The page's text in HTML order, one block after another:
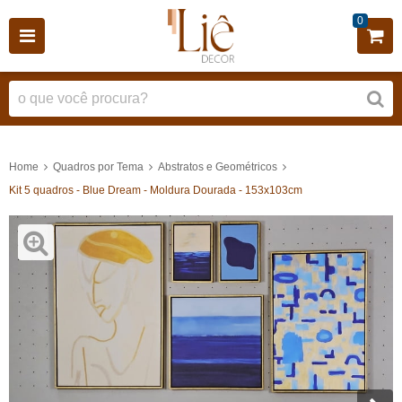
0
Home Quadros por Tema
Abstratos e Geométricos
Kit 5 quadros - Blue Dream - Moldura Dourada - 153x103cm